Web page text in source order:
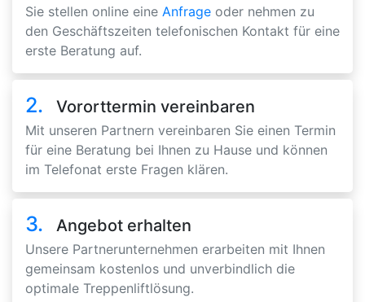
Sie stellen online eine Anfrage oder nehmen zu
den Geschäftszeiten telefonischen Kontakt für eine
erste Beratung auf.
2. Vororttermin vereinbaren
Mit unseren Partnern vereinbaren Sie einen Termin
für eine Beratung bei Ihnen zu Hause und können
im Telefonat erste Fragen klären.
3. Angebot erhalten
Unsere Partnerunternehmen erarbeiten mit Ihnen
gemeinsam kostenlos und unverbindlich die
optimale Treppenliftlösung.